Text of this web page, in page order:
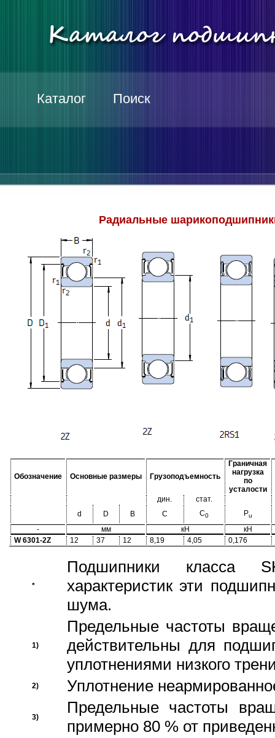
Каталог Поиск
Радиальные
Обозначение Основные размеры Грузоподъемность
Граничная
нагрузка
по
усталости
дин.
стат.
d
D B C C0 Pu
- мм кН
кН
W 6301-2Z
12 37 12 8,19 4,05 0,176
*
Подшипники класса
характеристик эти
шума.
1)
Предельные частоты
действительны для
уплотнениями низкого
2) Уплотнение
3)
Предельные частоты
примерно 80 % от